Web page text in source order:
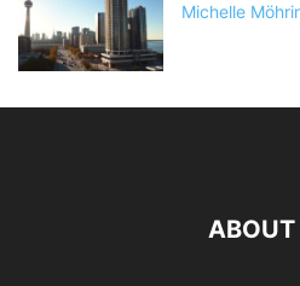
Michelle
ABOUT